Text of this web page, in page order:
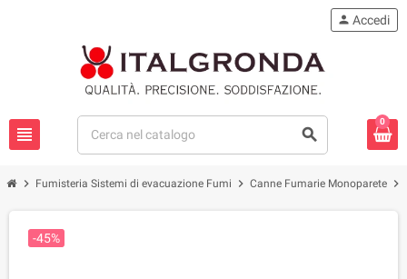
view_headline search
person Accedi
0
chevron_right Fumisteria Sistemi di evacuazione Fumi chevron_right Canne Fumarie Monoparete chevron_right
-45%